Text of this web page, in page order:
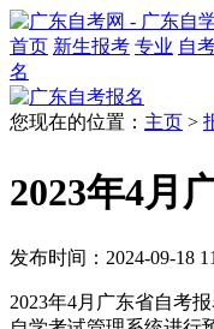
首页 新生报考 专业 自
名
您现在的位置： 主页 >
2023年4月
发布时间：2024-09-18
2023年4月广东省自考